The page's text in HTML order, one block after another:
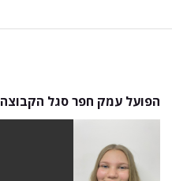
הפועל עמק חפר סגל הקבוצה